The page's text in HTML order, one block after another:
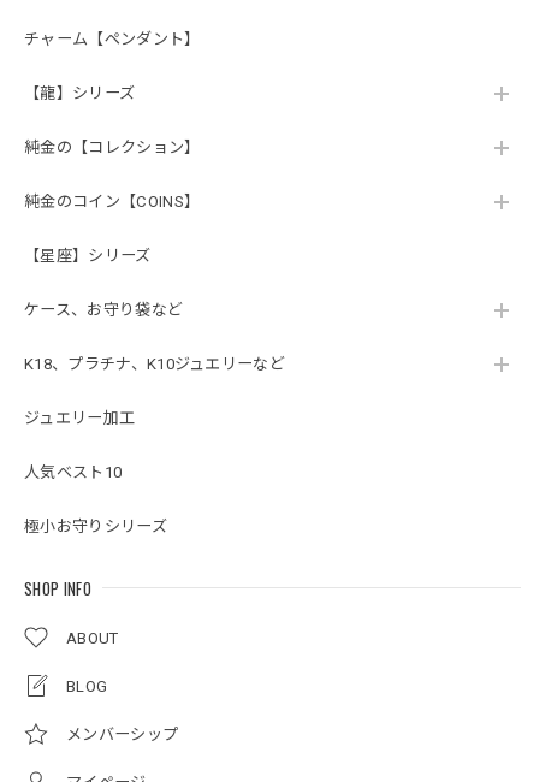
チャーム【ペンダント】
【龍】シリーズ
純金の【コレクション】
純金のコイン【COINS】
【星座】シリーズ
ケース、お守り袋など
K18、プラチナ、K10ジュエリーなど
ジュエリー加工
人気ベスト10
極小お守りシリーズ
SHOP INFO
ABOUT
BLOG
メンバーシップ